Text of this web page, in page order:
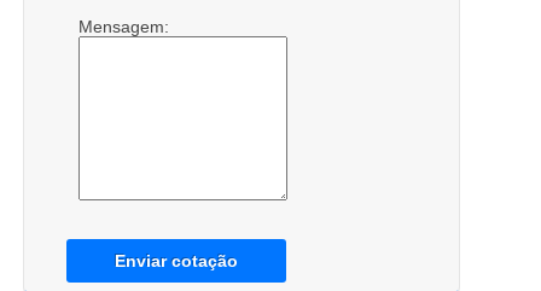
Mensagem:
Enviar cotação